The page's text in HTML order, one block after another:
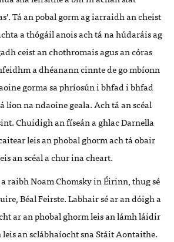
Tá an pobal gorm ag iarraidh an cheist
a thógáil anois ach tá na húdaráis ag
ceist an chothromais agus an córas
a dhéanann cinnte de go mbíonn
gorma sa phríosún i bhfad i bhfad
líon na ndaoine geala. Ach tá an scéal
Chuidigh an físeán a ghlac Darnella
leis an phobal ghorm ach tá obair
an scéal a chur ina cheart.
raibh Noam Chomsky in Éirinn, thug sé
Béal Feirste. Labhair sé ar an dóigh a
ar an phobal ghorm leis an lámh láidir
an sclábhaíocht sna Stáit Aontaithe.